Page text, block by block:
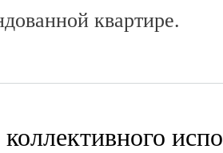
квартире.